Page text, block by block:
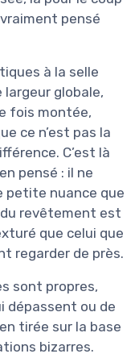
pensé
à la selle
largeur globale,
fois montée,
ce n’est pas la
C’est là
pensé : il ne
petite nuance que
du revêtement est
que celui que
regarder de près.
sont propres,
dépassent ou de
tirée sur la base
bizarres.